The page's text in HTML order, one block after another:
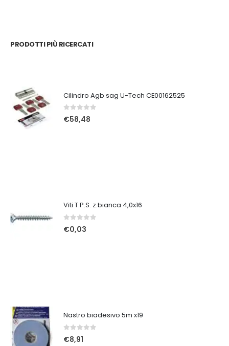
PRODOTTI PIÙ RICERCATI
Cilindro Agb sag U-Tech CE00162525
0Su 5
€58,48
Viti T.P.S. z.bianca 4,0x16
0Su 5
€0,03
Nastro biadesivo 5m x19
0Su 5
€8,91